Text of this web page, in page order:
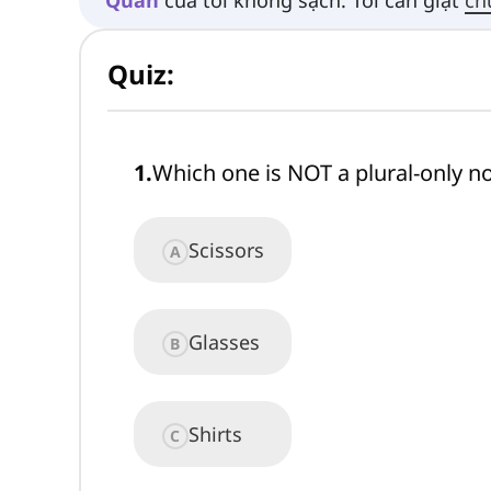
Quiz:
1.Which one is NOT a plural-only
A Scissors
B Glasses
C Shirts